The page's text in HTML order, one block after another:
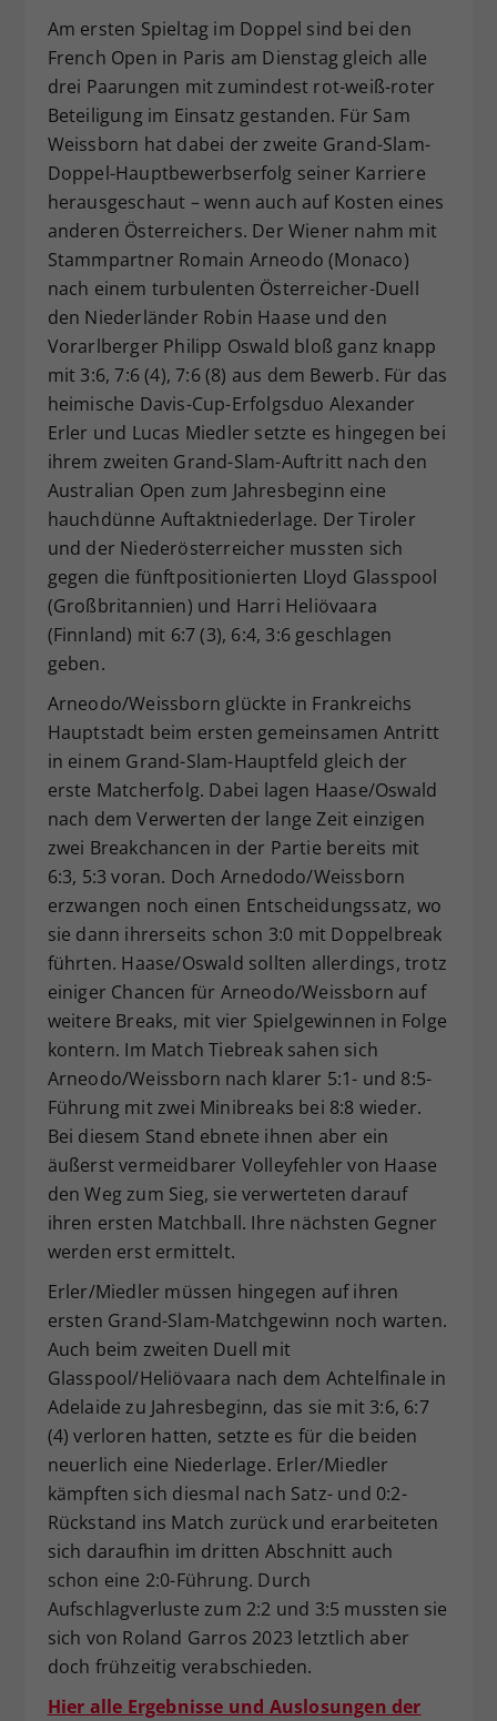
Am ersten Spieltag im Doppel sind bei den
French Open in Paris am Dienstag gleich alle
drei Paarungen mit zumindest rot-weiß-roter
Beteiligung im Einsatz gestanden. Für Sam
Weissborn hat dabei der zweite Grand-Slam-
Doppel-Hauptbewerbserfolg seiner Karriere
herausgeschaut – wenn auch auf Kosten eines
anderen Österreichers. Der Wiener nahm mit
Stammpartner Romain Arneodo (Monaco)
nach einem turbulenten Österreicher-Duell
den Niederländer Robin Haase und den
Vorarlberger Philipp Oswald bloß ganz knapp
mit 3:6, 7:6 (4), 7:6 (8) aus dem Bewerb. Für das
heimische Davis-Cup-Erfolgsduo Alexander
Erler und Lucas Miedler setzte es hingegen bei
ihrem zweiten Grand-Slam-Auftritt nach den
Australian Open zum Jahresbeginn eine
hauchdünne Auftaktniederlage. Der Tiroler
und der Niederösterreicher mussten sich
gegen die fünftpositionierten Lloyd Glasspool
(Großbritannien) und Harri Heliövaara
(Finnland) mit 6:7 (3), 6:4, 3:6 geschlagen
geben.
Arneodo/Weissborn glückte in Frankreichs
Hauptstadt beim ersten gemeinsamen Antritt
in einem Grand-Slam-Hauptfeld gleich der
erste Matcherfolg. Dabei lagen Haase/Oswald
nach dem Verwerten der lange Zeit einzigen
zwei Breakchancen in der Partie bereits mit
6:3, 5:3 voran. Doch Arnedodo/Weissborn
erzwangen noch einen Entscheidungssatz, wo
sie dann ihrerseits schon 3:0 mit Doppelbreak
führten. Haase/Oswald sollten allerdings, trotz
einiger Chancen für Arneodo/Weissborn auf
weitere Breaks, mit vier Spielgewinnen in Folge
kontern. Im Match Tiebreak sahen sich
Arneodo/Weissborn nach klarer 5:1- und 8:5-
Führung mit zwei Minibreaks bei 8:8 wieder.
Bei diesem Stand ebnete ihnen aber ein
äußerst vermeidbarer Volleyfehler von Haase
den Weg zum Sieg, sie verwerteten darauf
ihren ersten Matchball. Ihre nächsten Gegner
werden erst ermittelt.
Erler/Miedler müssen hingegen auf ihren
ersten Grand-Slam-Matchgewinn noch warten.
Auch beim zweiten Duell mit
Glasspool/Heliövaara nach dem Achtelfinale in
Adelaide zu Jahresbeginn, das sie mit 3:6, 6:7
(4) verloren hatten, setzte es für die beiden
neuerlich eine Niederlage. Erler/Miedler
kämpften sich diesmal nach Satz- und 0:2-
Rückstand ins Match zurück und erarbeiteten
sich daraufhin im dritten Abschnitt auch
schon eine 2:0-Führung. Durch
Aufschlagverluste zum 2:2 und 3:5 mussten sie
sich von Roland Garros 2023 letztlich aber
doch frühzeitig verabschieden.
Hier alle Ergebnisse und Auslosungen der
Zweck
Dieser Wert speichert Ihre Consent-
Einstellungen. Unter anderem eine
zufällig generierte ID, für die
historische Speicherung Ihrer
vorgenommen Einstellungen, falls der
Webseiten-Betreiber dies eingestellt
hat.